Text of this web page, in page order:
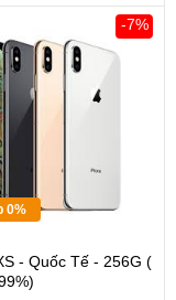
0%
- Quốc Tế - 256G (
-7%